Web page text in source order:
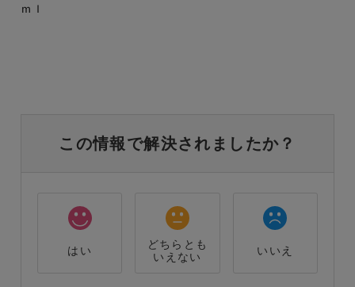
ｍｌ
この情報で解決されましたか？
はい
どちらとも
いえない
いいえ